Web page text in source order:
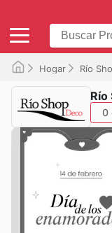
Hogar Río
Río
0